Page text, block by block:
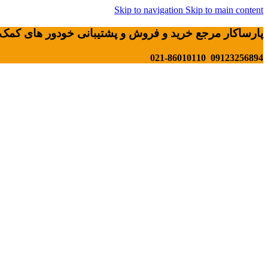
Skip to navigation Skip to main content
پارساکار مرجع خرید و فروش و پشتیبانی خودور های کمک
09123256894 021-86010110